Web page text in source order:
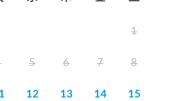
1
5 6 7 8
12 13 14 15